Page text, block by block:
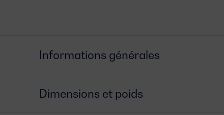
Informations générales
Dimensions et poids